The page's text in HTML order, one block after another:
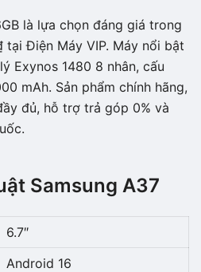
là lựa chọn đáng giá trong
tại Điện Máy VIP. Máy nổi bật
Exynos 1480 8 nhân, cấu
mAh. Sản phẩm chính hãng,
đủ, hỗ trợ trả góp 0% và
Samsung A37
6.7″
Android 16